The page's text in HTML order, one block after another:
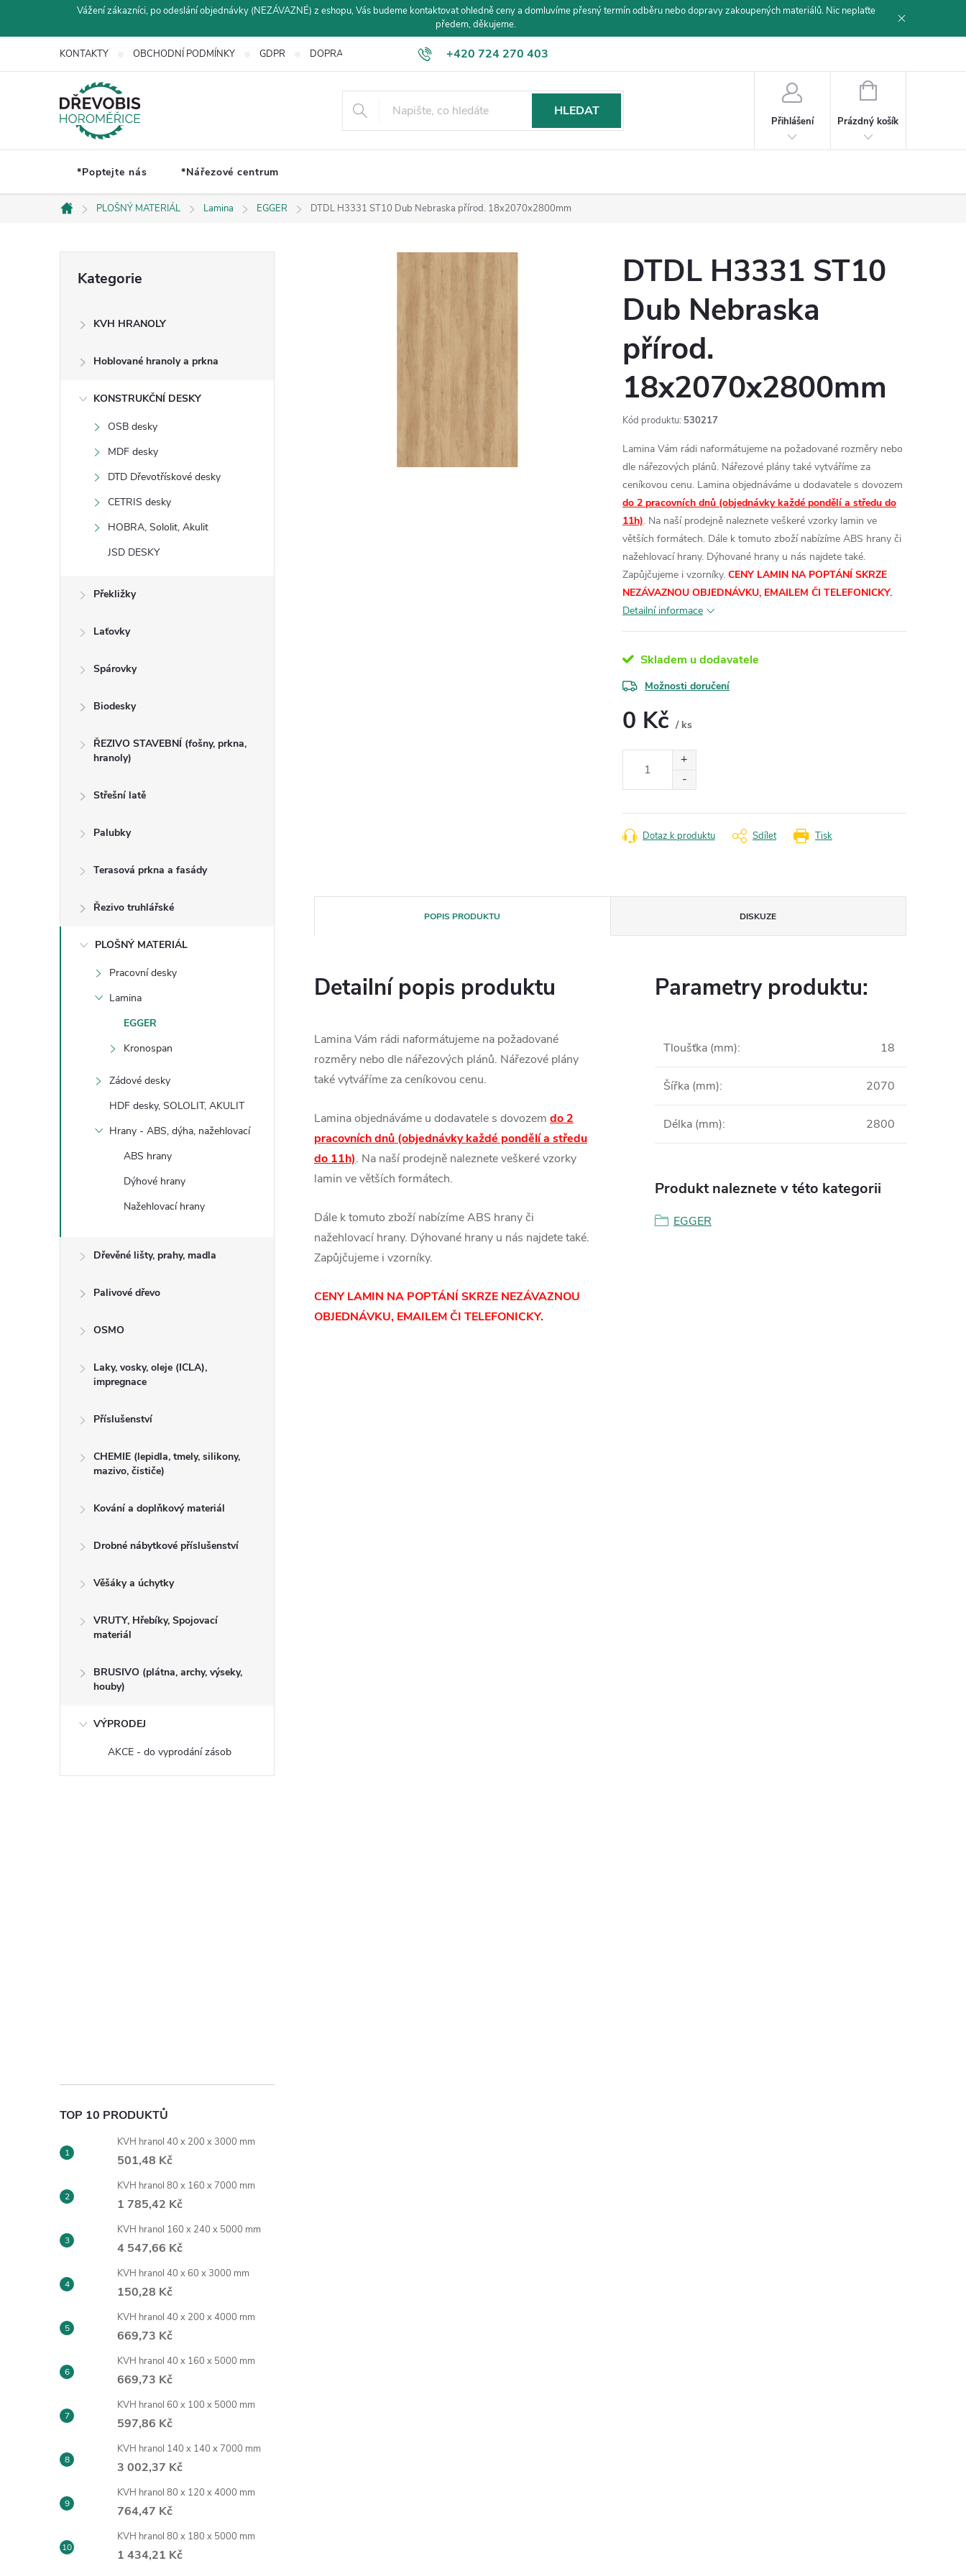
Vážení zákazníci, po odeslání objednávky (NEZÁVAZNÉ) z eshopu, Vás budeme kontaktovat ohledně ceny a domluvíme přesný termín odběru nebo dopravy zakoupených materiálů. Nic neplaťte
předem, děkujeme.
+420 724 270 403
KONTAKTY OBCHODNÍ PODMÍNKY GDPR DOPRAVA A PLATBA
HLEDAT
Přihlášení
NÁKUPNÍ
Prázdný košík
*Poptejte nás *Nářezové centrum
Domů
PLOŠNÝ MATERIÁL Lamina EGGER DTDL H3331 ST10 Dub Nebraska přírod. 18x2070x2800mm
kategorie
Kategorie
KVH HRANOLY
Hoblované hranoly a prkna
KONSTRUKČNÍ DESKY
OSB desky
MDF desky
DTD Dřevotřískové desky
CETRIS desky
HOBRA, Sololit, Akulit
JSD DESKY
Překližky
Laťovky
Spárovky
Biodesky
ŘEZIVO STAVEBNÍ (fošny, prkna,
hranoly)
Střešní latě
Palubky
Terasová prkna a fasády
Řezivo truhlářské
PLOŠNÝ MATERIÁL
Pracovní desky
Lamina
EGGER
Kronospan
Zádové desky
HDF desky, SOLOLIT, AKULIT
Hrany - ABS, dýha, nažehlovací
ABS hrany
Dýhové hrany
Nažehlovací hrany
Dřevěné lišty, prahy, madla
Palivové dřevo
OSMO
Laky, vosky, oleje (ICLA),
impregnace
Příslušenství
CHEMIE (lepidla, tmely, silikony,
mazivo, čističe)
Kování a doplňkový materiál
Drobné nábytkové příslušenství
Věšáky a úchytky
VRUTY, Hřebíky, Spojovací
materiál
BRUSIVO (plátna, archy, výseky,
houby)
VÝPRODEJ
AKCE - do vyprodání zásob
TOP 10 PRODUKTŮ
KVH hranol 40 x 200 x 3000 mm
501,48 Kč
KVH hranol 80 x 160 x 7000 mm
1 785,42 Kč
KVH hranol 160 x 240 x 5000 mm
4 547,66 Kč
KVH hranol 40 x 60 x 3000 mm
150,28 Kč
KVH hranol 40 x 200 x 4000 mm
669,73 Kč
KVH hranol 40 x 160 x 5000 mm
669,73 Kč
KVH hranol 60 x 100 x 5000 mm
597,86 Kč
KVH hranol 140 x 140 x 7000 mm
3 002,37 Kč
KVH hranol 80 x 120 x 4000 mm
764,47 Kč
KVH hranol 80 x 180 x 5000 mm
1 434,21 Kč
DTDL H3331 ST10
Dub Nebraska
přírod.
18x2070x2800mm
Kód produktu: 530217
Lamina Vám rádi naformátujeme na požadované rozměry nebo
dle nářezových plánů. Nářezové plány také vytváříme za
ceníkovou cenu. Lamina objednáváme u dodavatele s dovozem
do 2 pracovních dnů (objednávky každé pondělí a středu do
11h). Na naší prodejně naleznete veškeré vzorky lamin ve
větších formátech. Dále k tomuto zboží nabízíme ABS hrany či
nažehlovací hrany. Dýhované hrany u nás najdete také.
Zapůjčujeme i vzorníky. CENY LAMIN NA POPTÁNÍ SKRZE
NEZÁVAZNOU OBJEDNÁVKU, EMAILEM ČI TELEFONICKY.
Detailní informace
Skladem u dodavatele
Možnosti doručení
0 Kč / ks
Tisk
Dotaz k produktu Sdílet
POPIS PRODUKTU DISKUZE
Detailní popis produktu
Lamina Vám rádi naformátujeme na požadované
rozměry nebo dle nářezových plánů. Nářezové plány
také vytváříme za ceníkovou cenu.
Lamina objednáváme u dodavatele s dovozem do 2
pracovních dnů (objednávky každé pondělí a středu
do 11h). Na naší prodejně naleznete veškeré vzorky
lamin ve větších formátech.
Dále k tomuto zboží nabízíme ABS hrany či
nažehlovací hrany. Dýhované hrany u nás najdete také.
Zapůjčujeme i vzorníky.
CENY LAMIN NA POPTÁNÍ SKRZE NEZÁVAZNOU
OBJEDNÁVKU, EMAILEM ČI TELEFONICKY.
Parametry produktu:
Tloušťka (mm): 18
Šířka (mm): 2070
Délka (mm): 2800
Produkt naleznete v této kategorii
EGGER